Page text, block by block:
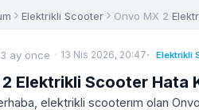
Elektrikli Scooter Onvo MX 2
3 ay önce 13 Nis 2026, 20:47· Elektrikli
Elektrikli Scooter Hata
elektrikli scooterım olan